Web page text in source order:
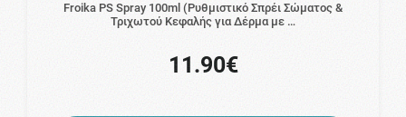
Froika PS Spray 100ml (Ρυθμιστικό Σπρέι Σώματος &
Τριχωτού Κεφαλής για Δέρμα με …
11.90€